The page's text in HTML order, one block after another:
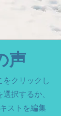
声
をクリックし
択するか、
ストを編集